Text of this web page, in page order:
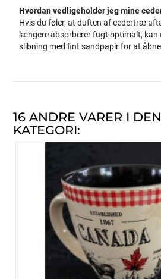
Hvordan vedligeholder jeg mine
Hvis du føler, at duften af ​​cedertræ
længere absorberer fugt optimalt, kan
slibning med fint sandpapir for at
16 ANDRE VARER I
KATEGORI: